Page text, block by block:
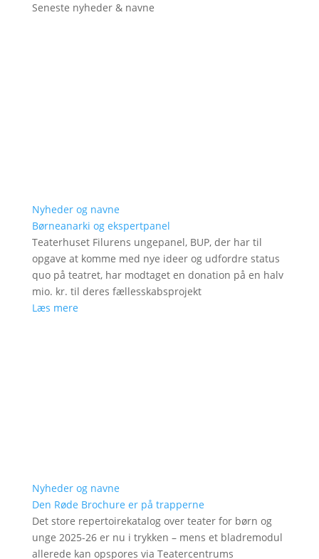
Seneste nyheder & navne
Nyheder og navne
Børneanarki og ekspertpanel
Teaterhuset Filurens ungepanel, BUP, der har til
opgave at komme med nye ideer og udfordre status
quo på teatret, har modtaget en donation på en halv
mio. kr. til deres fællesskabsprojekt
Læs mere
Nyheder og navne
Den Røde Brochure er på trapperne
Det store repertoirekatalog over teater for børn og
unge 2025-26 er nu i trykken – mens et bladremodul
allerede kan opspores via Teatercentrums